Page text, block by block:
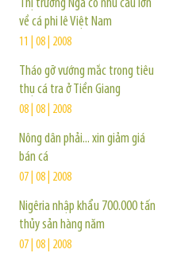
Thị trường Nga có nhu cầu lớn
về cá phi lê Việt Nam
11 | 08 | 2008
Tháo gỡ vướng mắc trong tiêu
thụ cá tra ở Tiền Giang
08 | 08 | 2008
Nông dân phải... xin giảm giá
bán cá
07 | 08 | 2008
Nigêria nhập khẩu 700.000 tấn
thủy sản hàng năm
07 | 08 | 2008